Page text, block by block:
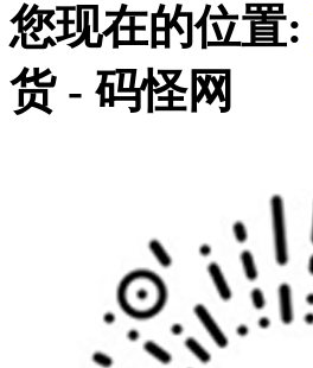
您现在的位置:
货 - 码怪网